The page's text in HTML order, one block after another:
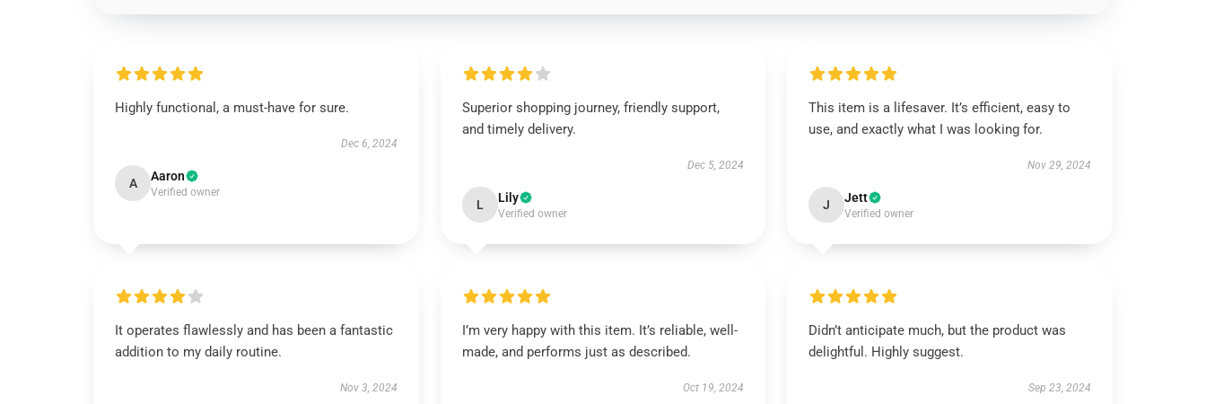
Highly functional, a must-have for sure.
Dec 6, 2024
A Aaron
Verified owner
Superior shopping journey, friendly support,
and timely delivery.
Dec 5, 2024
L Lily
Verified owner
This item is a lifesaver. It’s efficient, easy to
use, and exactly what I was looking for.
Nov 29, 2024
J Jett
Verified owner
It operates flawlessly and has been a fantastic
addition to my daily routine.
Nov 3, 2024
I’m very happy with this item. It’s reliable, well-
made, and performs just as described.
Oct 19, 2024
Didn’t anticipate much, but the product was
delightful. Highly suggest.
Sep 23, 2024